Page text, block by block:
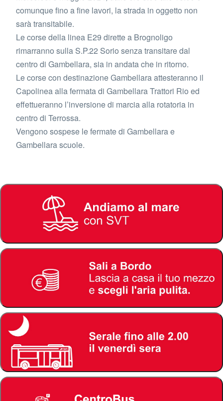
comunque fino a fine lavori, la strada in oggetto non
sarà transitabile.
Le corse della linea E29 dirette a Brognoligo
rimarranno sulla S.P.22 Sorio senza transitare dal
centro di Gambellara, sia in andata che in ritorno.
Le corse con destinazione Gambellara attesteranno il
Capolinea alla fermata di Gambellara Trattori Rio ed
effettueranno l’inversione di marcia alla rotatoria in
centro di Terrossa.
Vengono sospese le fermate di Gambellara e
Gambellara scuole.